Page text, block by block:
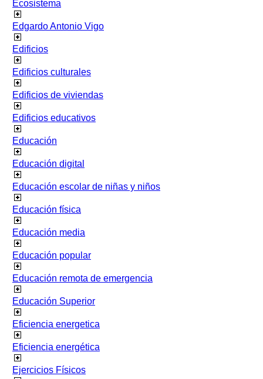
Ecosistema
Edgardo Antonio Vigo
Edificios
Edificios culturales
Edificios de viviendas
Edificios educativos
Educación
Educación digital
Educación escolar de niñas y niños
Educación física
Educación media
Educación popular
Educación remota de emergencia
Educación Superior
Eficiencia energetica
Eficiencia energética
Ejercicios Físicos